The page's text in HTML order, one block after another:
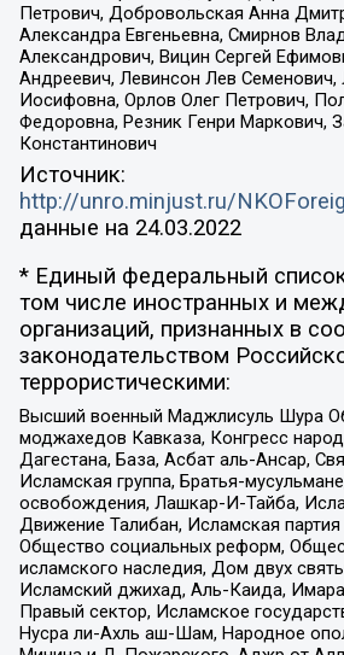
Петрович, Добровольская Анна
Александра Евгеньевна, Смирнов
Александрович, Вицин Сергей
Андреевич, Левинсон Лев Семенович,
Иосифовна, Орлов Олег Петрович,
Федоровна, Резник Генри Маркович,
Константинович
Источник:
http://unro.minjust.ru/
данные на 24.03.2022
* Единый федеральный
том числе иностранных и
организаций, признанных в
законодательством
террористическими:
Высший военный Маджлисуль Шура
моджахедов Кавказа, Конгресс
Дагестана, База, Асбат аль-Ансар,
Исламская группа, Братья-
освобождения, Лашкар-И-Тайба,
Движение Талибан, Исламская партия
Общество социальных реформ,
исламского наследия, Дом двух
Исламский джихад, Аль-Каида,
Правый сектор, Исламское
Нусра ли-Ахль аш-Шам, Народное